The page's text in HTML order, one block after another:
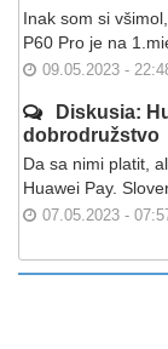
Inak som si
P60 Pro je na
09.05.2023 -
Diskusia:
dobrodružstvo
Da sa nimi platit,
Huawei Pay.
07.05.2023 -